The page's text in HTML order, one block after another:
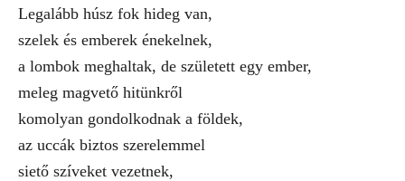
Legalább húsz fok hideg van,
szelek és emberek énekelnek,
a lombok meghaltak, de született egy ember,
meleg magvető hitünkről
komolyan gondolkodnak a földek,
az uccák biztos szerelemmel
siető szíveket vezetnek,